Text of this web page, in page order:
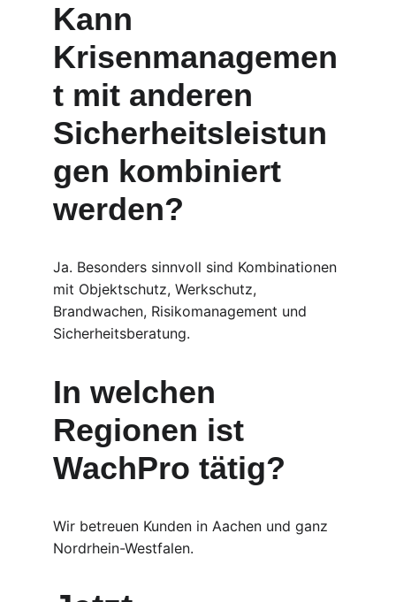
Kann
Krisenmanagemen
t mit anderen
Sicherheitsleistun
gen kombiniert
werden?
Ja. Besonders sinnvoll sind Kombinationen
mit Objektschutz, Werkschutz,
Brandwachen, Risikomanagement und
Sicherheitsberatung.
In welchen
Regionen ist
WachPro tätig?
Wir betreuen Kunden in Aachen und ganz
Nordrhein-Westfalen.